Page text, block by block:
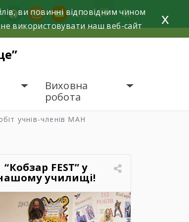
facebookinstagramyoutube
Виховна
робота
учнів-членів МАН
“Кобзар FEST” у
училищі!
ви повинні відповідним чином
використовувати наш веб-сайт
x